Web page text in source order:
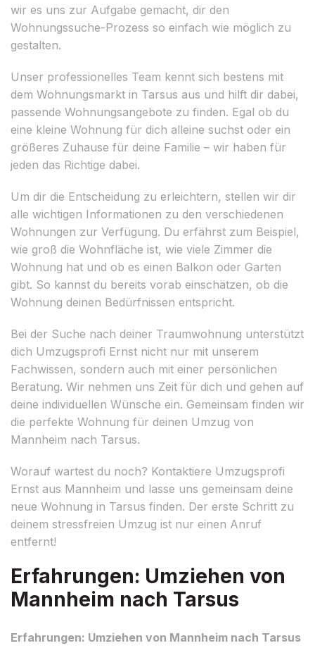
wir es uns zur Aufgabe gemacht, dir den
Wohnungssuche-Prozess so einfach wie möglich zu
gestalten.
Unser professionelles Team kennt sich bestens mit
dem Wohnungsmarkt in Tarsus aus und hilft dir dabei,
passende Wohnungsangebote zu finden. Egal ob du
eine kleine Wohnung für dich alleine suchst oder ein
größeres Zuhause für deine Familie – wir haben für
jeden das Richtige dabei.
Um dir die Entscheidung zu erleichtern, stellen wir dir
alle wichtigen Informationen zu den verschiedenen
Wohnungen zur Verfügung. Du erfährst zum Beispiel,
wie groß die Wohnfläche ist, wie viele Zimmer die
Wohnung hat und ob es einen Balkon oder Garten
gibt. So kannst du bereits vorab einschätzen, ob die
Wohnung deinen Bedürfnissen entspricht.
Bei der Suche nach deiner Traumwohnung unterstützt
dich Umzugsprofi Ernst nicht nur mit unserem
Fachwissen, sondern auch mit einer persönlichen
Beratung. Wir nehmen uns Zeit für dich und gehen auf
deine individuellen Wünsche ein. Gemeinsam finden wir
die perfekte Wohnung für deinen Umzug von
Mannheim nach Tarsus.
Worauf wartest du noch? Kontaktiere Umzugsprofi
Ernst aus Mannheim und lasse uns gemeinsam deine
neue Wohnung in Tarsus finden. Der erste Schritt zu
deinem stressfreien Umzug ist nur einen Anruf
entfernt!
Erfahrungen: Umziehen von
Mannheim nach Tarsus
Erfahrungen: Umziehen von Mannheim nach Tarsus